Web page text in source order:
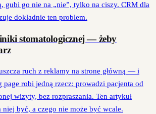
gubi go nie na „nie”, tylko na ciszy. CRM dla
dokładnie ten problem.
stomatologicznej — żeby
ruch z reklamy na stronę główną — i
page robi jedną rzecz: prowadzi pacjenta od
wizyty, bez rozpraszania. Ten artykuł
niej być, a czego nie może być wcale.